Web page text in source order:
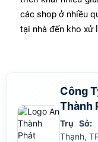
các shop ở nhiều
tại nhà đến kho xử
Công
Thành
Trụ Sở:
Thạnh,